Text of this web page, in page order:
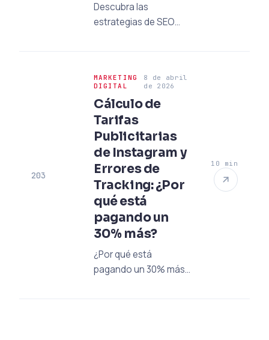
Descubra las
estrategias de SEO
de muebles en 6
meses. Desde SEO
técnico hasta éxito
local, conozca nuestra
guía de consultoría
profesional.
203
MARKETING
DIGITAL
8 de abril
de 2026
Cálculo de
Tarifas
Publicitarias
de Instagram y
Errores de
Tracking: ¿Por
qué está
pagando un
30% más?
¿Por qué está
pagando un 30% más
10 min